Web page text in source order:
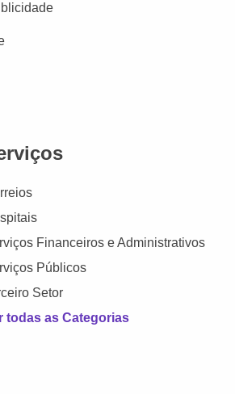
Financeiros e Administrativos
Públicos
Setor
todas as Categorias